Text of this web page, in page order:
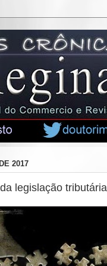
2017
legislação tributária